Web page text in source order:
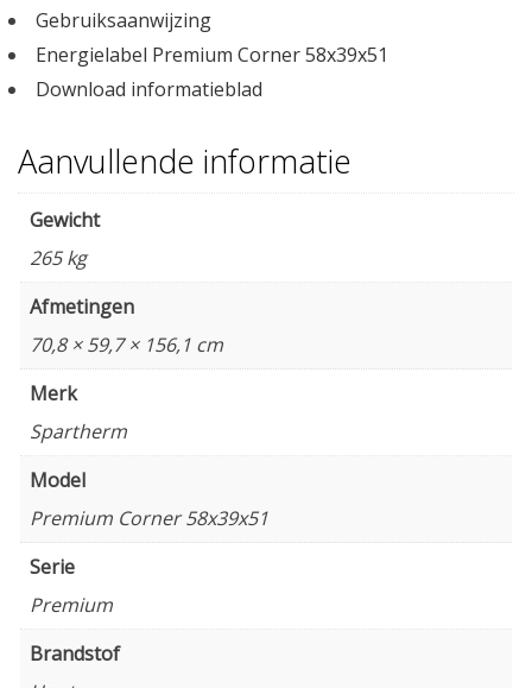
Gebruiksaanwijzing
Energielabel Premium Corner 58x39x51
Download informatieblad
Aanvullende informatie
Gewicht
265 kg
Afmetingen
70,8 × 59,7 × 156,1 cm
Merk
Spartherm
Model
Premium Corner 58x39x51
Serie
Premium
Brandstof